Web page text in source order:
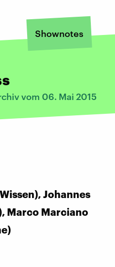
Shownotes
vom 06. Mai 2015
Johannes
Marco Marciano